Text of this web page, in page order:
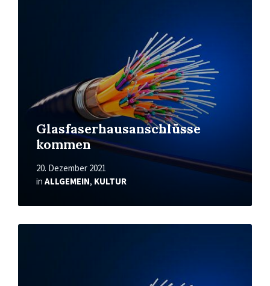
Glasfaserhausanschlüsse
kommen
20. Dezember 2021
in ALLGEMEIN, KULTUR
Mehr